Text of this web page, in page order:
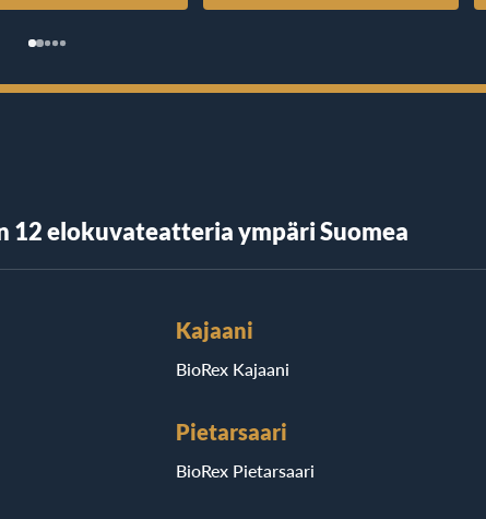
12 elokuvateatteria ympäri Suomea
Kajaani
BioRex Kajaani
Pietarsaari
BioRex Pietarsaari